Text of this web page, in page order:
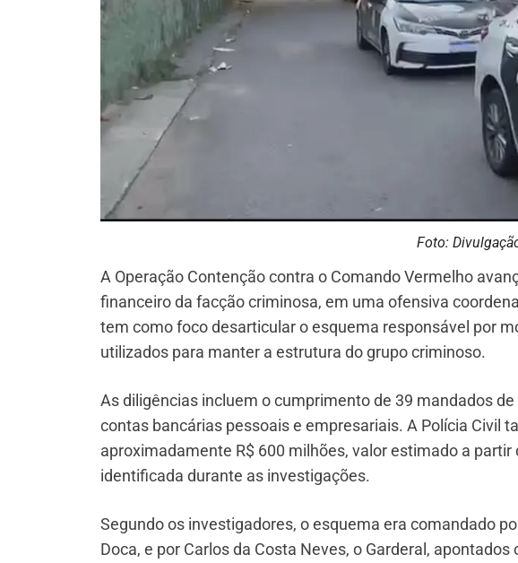
Foto:
A Operação Contenção contra o Comando Vermelho
financeiro da facção criminosa, em uma ofensiva
tem como foco desarticular o esquema responsável por
utilizados para manter a estrutura do grupo criminoso.
As diligências incluem o cumprimento de 39 mandados
contas bancárias pessoais e empresariais. A Polícia Civil
aproximadamente R$ 600 milhões, valor estimado a
identificada durante as investigações.
Segundo os investigadores, o esquema era comandado
Doca, e por Carlos da Costa Neves, o Garderal,